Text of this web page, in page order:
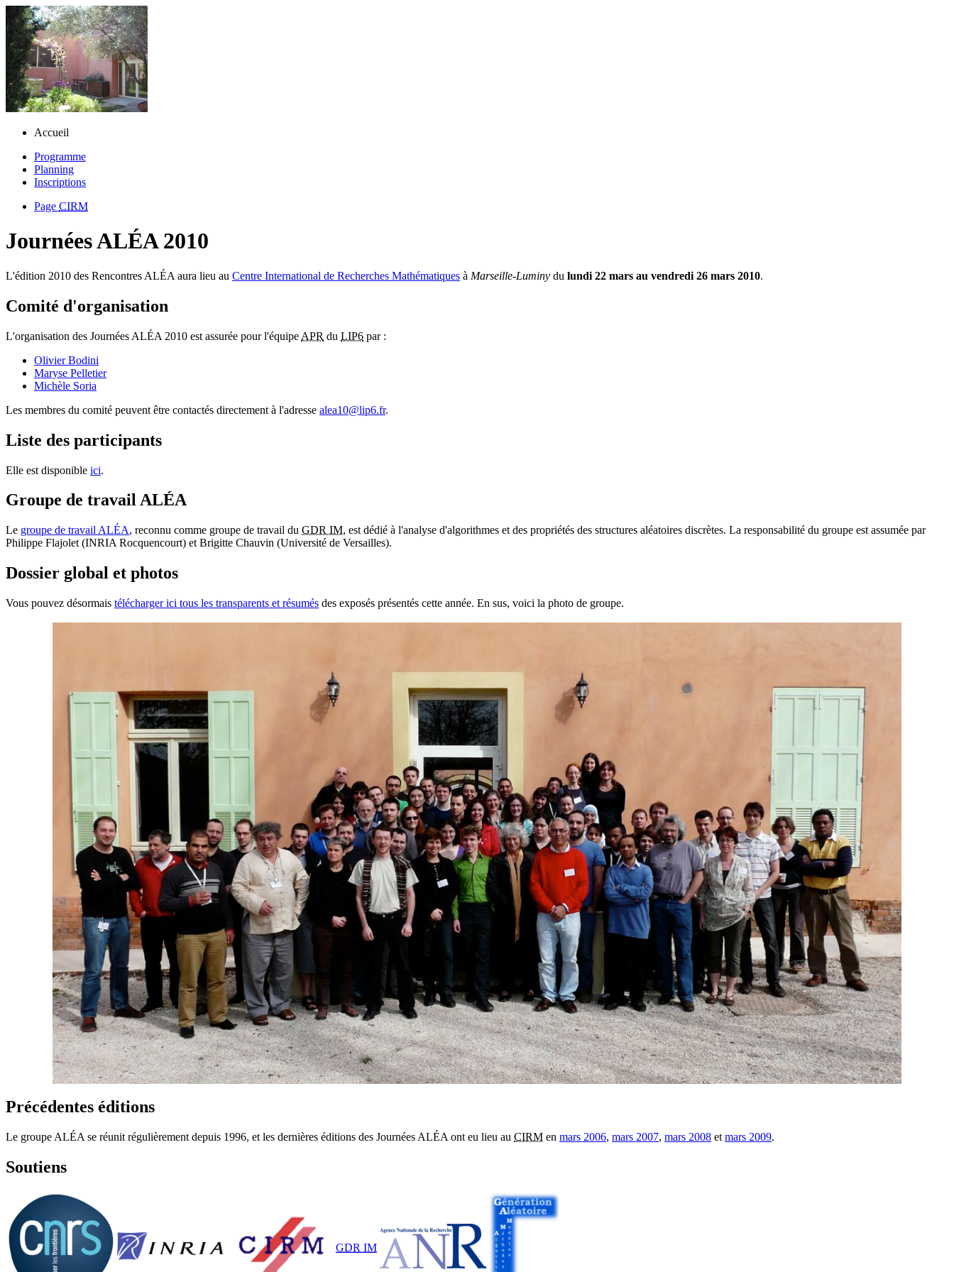
Accueil
Programme
Planning
Inscriptions
Page CIRM
Journées ALÉA 2010
L'édition 2010 des Rencontres ALÉA aura lieu au Centre International de Recherches Mathématiques à Marseille‑Luminy du lundi 22 mars au vendredi 26 mars 2010.
Comité d'organisation
L'organisation des Journées ALÉA 2010 est assurée pour l'équipe APR du LIP6 par :
OlivierBodini
Maryse Pelletier
Michèle Soria
Les membres du comité peuvent être contactés directement à l'adresse alea10@lip6.fr.
Liste des participants
Elle est disponible ici.
Groupe de travail ALÉA
Le groupe de travail ALÉA, reconnu comme groupe de travail du GDR IM, est dédié à l'analyse d'algorithmes et des propriétés des structures aléatoires discrètes. La responsabilité du groupe est assumée par
Philippe Flajolet (INRIA Rocquencourt) et Brigitte Chauvin (Université de Versailles).
Dossier global et photos
Vous pouvez désormais télécharger ici tous les transparents et résumés des exposés présentés cette année. En sus, voici la photo de groupe.
Précédentes éditions
Le groupe ALÉA se réunit régulièrement depuis 1996, et les dernières éditions des Journées ALÉA ont eu lieu au CIRM en mars 2006, mars 2007, mars 2008 et mars 2009.
Soutiens
GDR IM